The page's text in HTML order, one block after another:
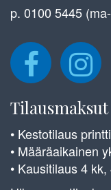
p. 0100 5445
Tilausmaksut
• Kestotilaus
• Määräaikainen
• Kausitilaus 4